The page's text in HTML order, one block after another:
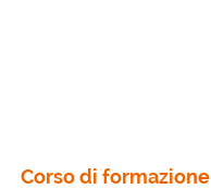
Corso di formazione